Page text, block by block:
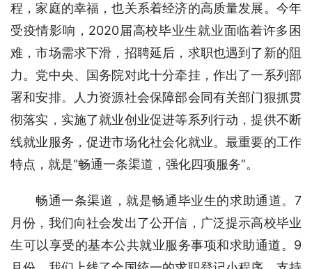
程，家庭的幸福，也关系着经济的高质量发展。今年
受疫情影响，2020届高校毕业生就业面临着许多困
难，市场需求下滑，招聘延后，求职也遇到了新的阻
力。党中央、国务院对此十分牵挂，作出了一系列部
署和安排。人力资源社会保障部会同有关部门狠抓贯
彻落实，实施了就业创业促进等系列行动，提供不断
线就业服务，促进市场化社会化就业。最重要的工作
特点，就是“畅通一条渠道，强化四项服务”。
畅通一条渠道，就是畅通毕业生的求助通道。7
月份，我们向社会发出了公开信，广泛提示高校毕业
生可以享受的基本公共就业服务事项和求助通道。9